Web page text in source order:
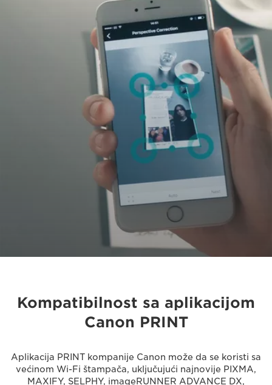
Kompatibilnost sa aplikacijom
Canon PRINT
Aplikacija PRINT kompanije Canon može da se koristi sa
većinom Wi-Fi štampača, uključujući najnovije PIXMA,
MAXIFY, SELPHY, imageRUNNER ADVANCE DX,